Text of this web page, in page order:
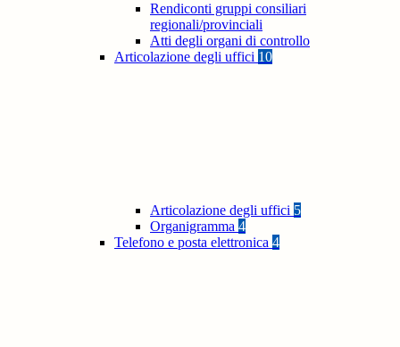
Rendiconti gruppi consiliari
regionali/provinciali
Atti degli organi di controllo
Articolazione degli uffici 10
Articolazione degli uffici 5
Organigramma 4
Telefono e posta elettronica 4